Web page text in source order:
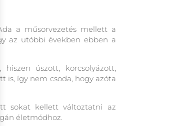
a műsorvezetés mellett a
az utóbbi években ebben a
úszott, korcsolyázott,
is, így nem csoda, hogy azóta
sokat kellett változtatni az
életmódhoz.